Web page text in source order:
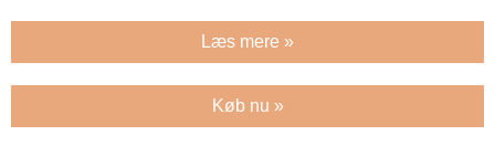
Læs mere »
Køb nu »